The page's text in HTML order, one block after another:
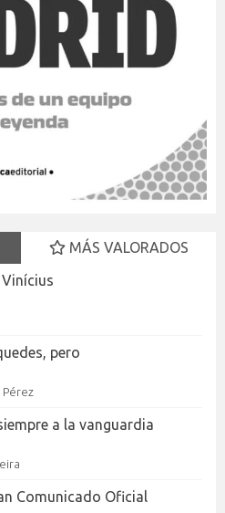
MÁS VALORADOS
pero
a la vanguardia
Comunicado Oficial